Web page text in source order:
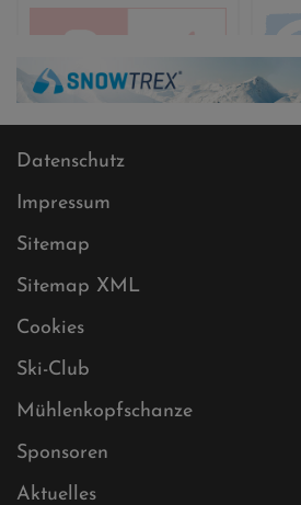
Datenschutz
Impressum
Sitemap